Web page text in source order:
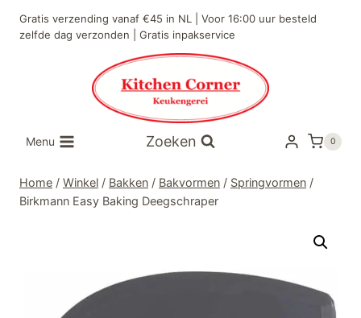
naar
Gratis verzending vanaf €45 in NL | Voor 16:00 uur besteld
zelfde dag verzonden | Gratis inpakservice
Menu Zoeken 0
Home / Winkel / Bakken / Bakvormen / Springvormen /
Birkmann Easy Baking Deegschraper